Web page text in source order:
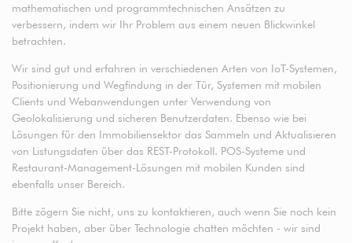
mathematischen und programmtechnischen Ansätzen zu
verbessern, indem wir Ihr Problem aus einem neuen Blickwinkel
betrachten.
Wir sind gut und erfahren in verschiedenen Arten von IoT-Systemen,
Positionierung und Wegfindung in der Tür, Systemen mit mobilen
Clients und Webanwendungen unter Verwendung von
Geolokalisierung und sicheren Benutzerdaten. Ebenso wie bei
Lösungen für den Immobiliensektor das Sammeln und Aktualisieren
von Listungsdaten über das REST-Protokoll. POS-Systeme und
Restaurant-Management-Lösungen mit mobilen Kunden sind
ebenfalls unser Bereich.
Bitte zögern Sie nicht, uns zu kontaktieren, auch wenn Sie noch kein
Projekt haben, aber über Technologie chatten möchten - wir sind